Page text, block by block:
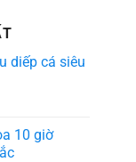
diếp cá siêu
10 giờ